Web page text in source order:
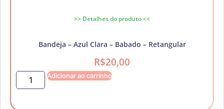
>> Detalhes do produto <<
Bandeja – Azul Clara – Babado – Retangular
R$20,00
Adicionar ao carrinho